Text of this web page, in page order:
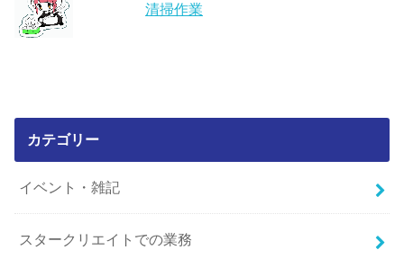
清掃作業
カテゴリー
イベント・雑記
スタークリエイトでの業務